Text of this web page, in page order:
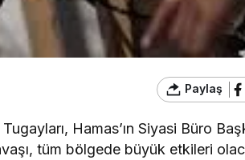
Paylaş
Hamas’ın Siyasi Büro
tüm bölgede büyük etkileri